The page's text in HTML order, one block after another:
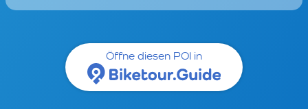
Öffne diesen POI in